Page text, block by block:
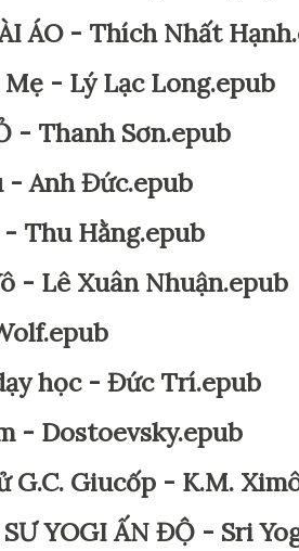
ÁO - Thích Nhất
- Lý Lạc Long.epub
- Thanh Sơn.epub
- Anh Đức.epub
Thu Hằng.epub
- Lê Xuân Nhuận.epub
học - Đức Trí.epub
- Dostoevsky.epub
G.C. Giucốp - K.M.
SƯ YOGI ẤN ĐỘ - Sri